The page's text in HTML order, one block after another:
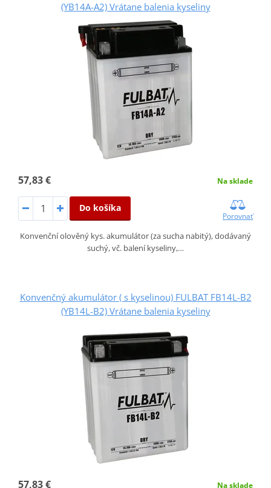
(YB14A-A2) Vrátane balenia kyseliny
57,83 € Na sklade
Do košíka
Porovnať
Konvenční olověný kys. akumulátor (za sucha nabitý), dodávaný
suchý, vč. balení kyseliny,…
Konvenčný akumulátor ( s kyselinou) FULBAT FB14L-B2
(YB14L-B2) Vrátane balenia kyseliny
57,83 € Na sklade